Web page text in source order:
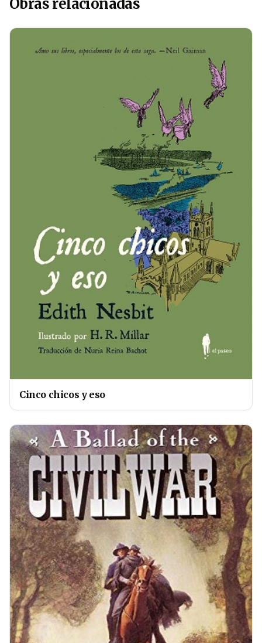
Obras relacionadas
Cinco chicos y eso